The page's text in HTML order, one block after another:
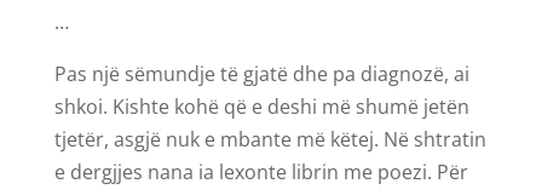
…
Pas një sëmundje të gjatë dhe pa diagnozë, ai
shkoi. Kishte kohë që e deshi më shumë jetën
tjetër, asgjë nuk e mbante më këtej. Në shtratin
e dergjjes nana ia lexonte librin me poezi. Për